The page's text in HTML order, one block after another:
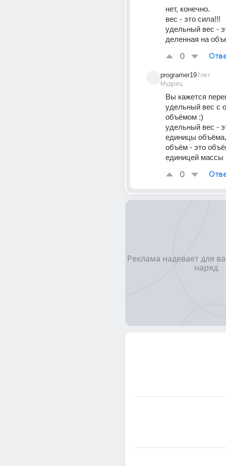
нет, конечно.
вес - это сила!!!
удельный вес -
деленная на
0
programer19
Мудрец
7лет
Вы кажется
удельный вес с
объёмом :)
удельный вес -
единицы
объём - это
единицей массы
0